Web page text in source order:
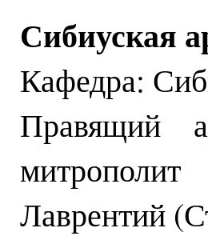
Сибиуская
Кафедра:
Правящий
Лаврентий